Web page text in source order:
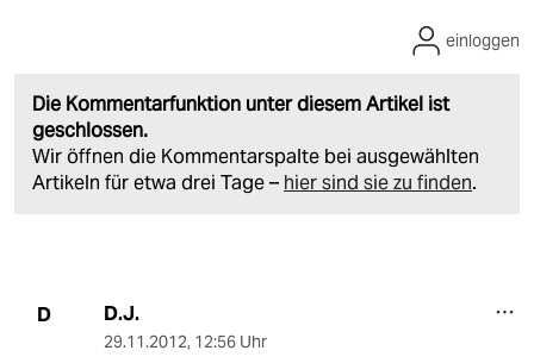
Die Kommentarfunktion unter diesem Artikel ist
geschlossen.
Wir öffnen die Kommentarspalte bei ausgewählten
Artikeln für etwa drei Tage – hier sind sie zu finden.
einloggen
D D.J.
29.11.2012, 12:56 Uhr